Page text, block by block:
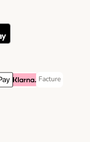
Method
Method
Pay Payment Method
Klarna Payment Method
Facture
Facture